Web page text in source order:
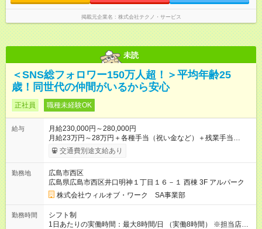
掲載元企業名 株式会社テクノ・サービス
未読
＜SNS総フォロワー150万人超！＞平均年齢25
歳！同世代の仲間がいるから安心
正社員 職種未経験OK
給与
月給230,000円～280,000円
月給23万円～28万円＋各種手当（祝い金など）＋残業手当
100％＋賞与年2回 ※年齢、スキルを考慮のうえ、スタート時の
給与を決定します。 ＜年収例＞ 420万円／26歳 リーダー職（月
万円×12か月＋賞与＋各種手当） 320万円／22歳（月給22万円
×12か月＋賞与＋各種手当） 【試用期間】試用期間あり 試用期
間の長さ：2ヶ月 雇用形態、給与は本採用時と同じです。
交通費別途支給あり
勤務地
広島市西区
広島県広島市西区井口明神１丁目１６－１ 西棟 3F アルパーク
株式会社ウィルオブ・ワーク SA事業部
勤務時間
シフト制
1日あたりの実働時間：最大8時間/日 （実働8時間） ※担当店舗